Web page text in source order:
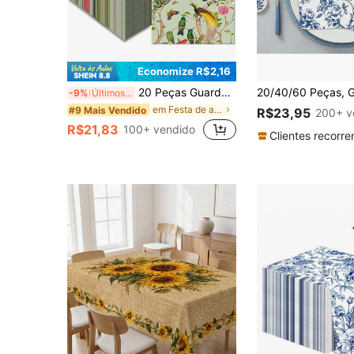
Economize R$2,16
-9% Últimos 3 dias 20 Peças Guardanapos de Papel de Aquarela Elegantes, Padrões de Pássaros e Florais, 2 Camadas, Adequados para Casamentos, Aniversários, Comemorações, Impressão de Pássaros em Aquarela, Guardanapos Descartáveis Sofisticados para Festas, Decoração de Mesa de Jantar
#9 Mais Vendido em Festa de aniversário Guardanapos Descartáveis
R$21,83 100+ vendido
R$23,95 200+
Clientes